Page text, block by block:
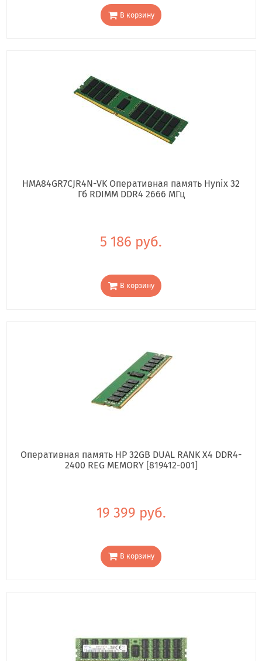
В корзину
HMA84GR7CJR4N-VK Оперативная память Hynix 32
Гб RDIMM DDR4 2666 МГц
5 186 руб.
В корзину
Оперативная память HP 32GB DUAL RANK X4 DDR4-
2400 REG MEMORY [819412-001]
19 399 руб.
В корзину